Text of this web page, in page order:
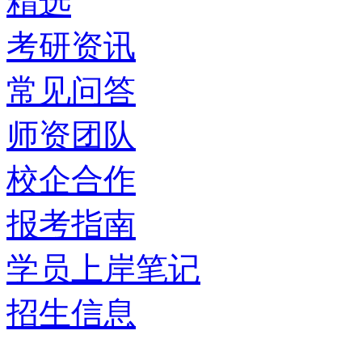
考研资讯
常见问答
师资团队
校企合作
报考指南
学员上岸笔记
招生信息